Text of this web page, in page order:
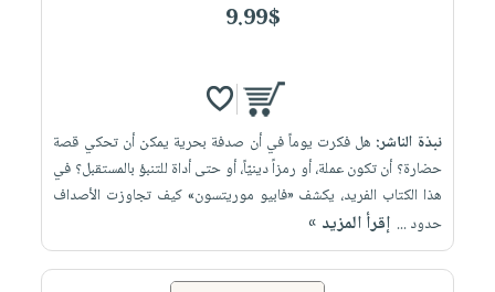
9.99$
نبذة الناشر: هل فكرت يوماً في أن صدفة بحرية يمكن أن تحكي قصة
حضارة؟ أن تكون عملة، أو رمزاً دينيّاً، أو حتى أداة للتنبؤ بالمستقبل؟ في
هذا الكتاب الفريد، يكشف «فابيو موريتسون» كيف تجاوزت الأصداف
حدود ... إقرأ المزيد »